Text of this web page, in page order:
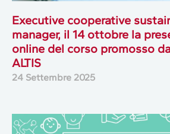
Executive cooperative
manager, il 14 ottobre la
online del corso promosso
ALTIS
24 Settembre 2025